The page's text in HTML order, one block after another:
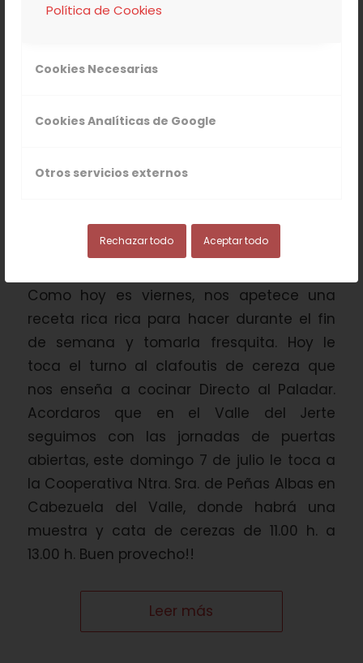
Política de Cookies
Cookies Necesarias
Cookies Analíticas de Google
Otros servicios externos
Rechazar todo Aceptar todo
19 JULIO, 2013
/ 2 COMENTARIOS
RECETA DE CLAFOUTIS
DE CEREZAS
Como hoy es viernes, nos apetece una
receta rica rica para hacer durante el fin
de semana y tomarla fresquita. Hoy le
toca el turno al clafoutis de cereza que
nos enseña a cocinar Directo al Paladar.
Acordaros que en el Valle del Jerte
seguimos con las jornadas de puertas
abiertas, este domingo 7 de julio le toca a
la Cooperativa Ntra. Sra. de Peñas Albas en
Cabezuela del Valle, donde habrá una
muestra y cata de cerezas de 11.00 h. a
13.00 h. Buen provecho!!
Leer más